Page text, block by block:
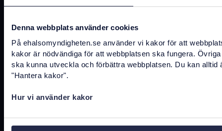
Denna webbplats använder cookies
På ehalsomyndigheten.se använder vi kakor för att
kakor är nödvändiga för att webbplatsen ska fungera.
ska kunna utveckla och förbättra webbplatsen. Du kan
"Hantera kakor".
Hur vi använder kakor
Tel. 010-458 62 00(växel)
Tel.010-106 07 98(presstjänst)
Fler kontaktuppgifter